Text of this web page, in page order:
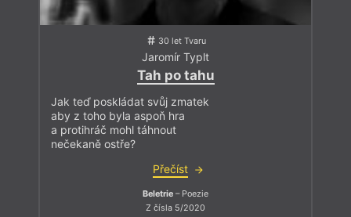
30 let Tvaru
Jaromír Typlt
Tah po tahu
Jak teď poskládat svůj zmatek
aby z toho byla aspoň hra
a protihráč mohl táhnout
nečekaně ostře?
Přečíst
Beletrie – Poezie
Z čísla 5/2020